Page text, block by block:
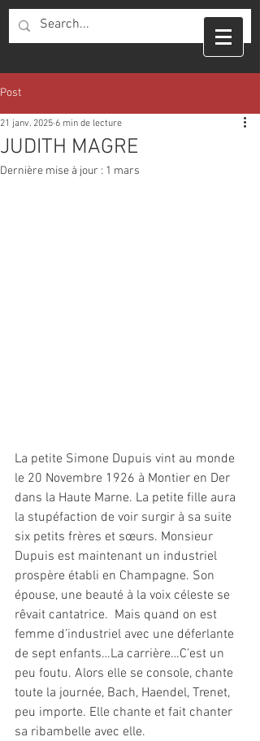
Post
JUDITH MAGRE
21 janv. 2025 6 min de lecture
Dernière mise à jour : 1 mars
La petite Simone Dupuis vint au monde
le 20 Novembre 1926 à Montier en Der
dans la Haute Marne. La petite fille aura
la stupéfaction de voir surgir à sa suite
six petits frères et sœurs. Monsieur
Dupuis est maintenant un industriel
prospère établi en Champagne. Son
épouse, une beauté à la voix céleste se
rêvait cantatrice.  Mais quand on est
femme d’industriel avec une déferlante
de sept enfants…La carrière…C’est un
peu foutu. Alors elle se console, chante
toute la journée, Bach, Haendel, Trenet,
peu importe. Elle chante et fait chanter
sa ribambelle avec elle.